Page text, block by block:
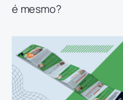
é mesmo?